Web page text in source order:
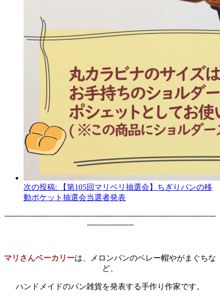
次の投稿:
【第105回マリベリ抽選会】ちぎりパンの移
動ポケット抽選会当選者発表
--------------------------------------------------------------------------------------
-------------------
マリさんベーカリーは、メロンパンのベレー帽やがまぐちな
ど、
ハンドメイドのパン雑貨を発表する手作り作家です。